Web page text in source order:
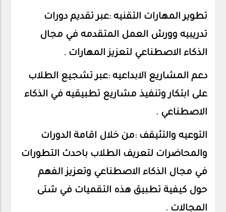
تطوير المهارات التقنيه :عبر تقديم دورات
تدريبيه وورش العمل المتقدمه في مجال
الذكاء الاصطناعي لتعزيز المهارات .
دعم المشاريع الابداعيه :عبر تشجيع الطلاب
على ابتكار وتنفيذ مشاريع تطبيقيه في الذكاء
الاصطناعي .
التوعيه والتثيقف :من خلال اقامة الدورات
والمحاضرات لتعريف الطلاب باحدث التطورات
في مجال الذكاء الاصطناعي وتعزيز الفهم
حول كيفية تطبيق هذه التقميات في شتى
المجالات .